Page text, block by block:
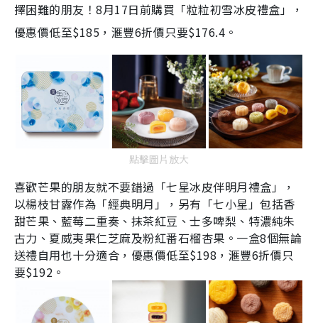
擇困難的朋友！8月17日前購買「粒粒初雪冰皮禮盒」，
優惠價低至$185 ，滙豐6折價只要$176.4 。
點擊圖片放大
喜歡芒果的朋友就不要錯過「七星冰皮伴明月禮盒」，
以楊枝甘露作為「經典明月」，另有「七小星」包括香
甜芒果、藍莓二重奏、抹茶紅豆、士多啤梨、特濃純朱
古力、夏威夷果仁芝麻及粉紅番石榴杏果。一盒8個無論
送禮自用也十分適合，優惠價低至$198 ，滙豐6折價只
要$192 。